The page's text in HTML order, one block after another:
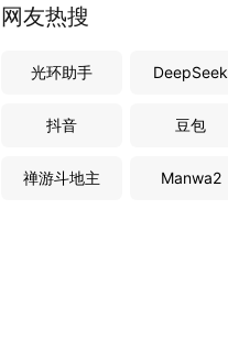
网友热搜
光环助手 DeepSeek
抖音 豆包
禅游斗地主 Manwa2